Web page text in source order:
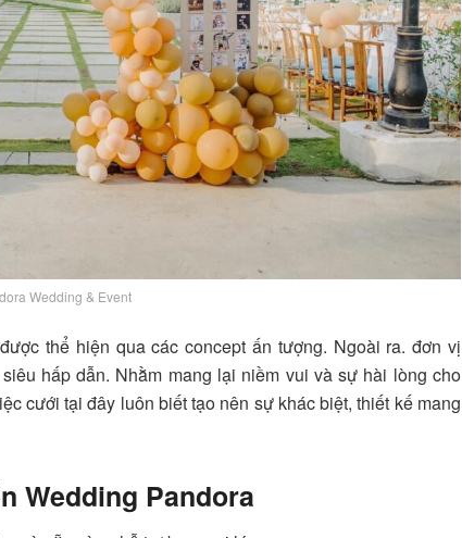
Wedding & Event
thể hiện qua các concept ấn tượng. Ngoài ra. đơn vị
hấp dẫn. Nhằm mang lại niềm vui và sự hài lòng cho
cưới tại đây luôn biết tạo nên sự khác biệt, thiết kế mang
Wedding Pandora